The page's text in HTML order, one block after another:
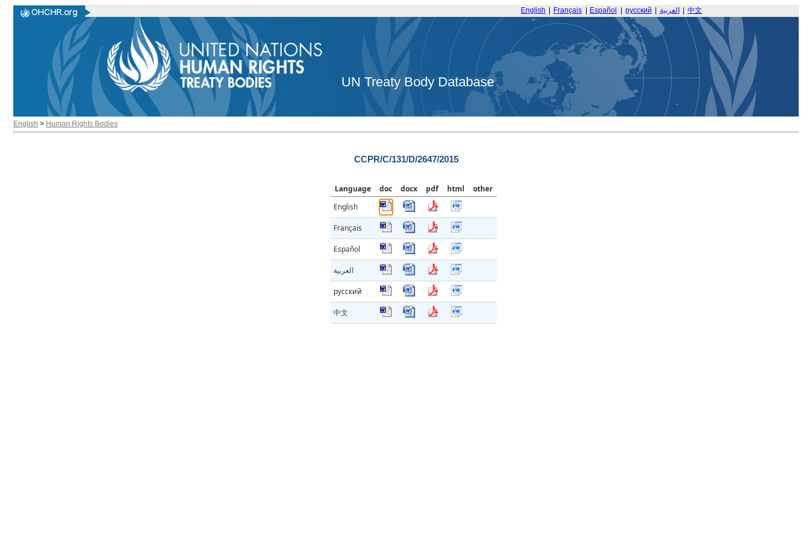
English Français Español русский العربية 中文
UN Treaty Body Database
English > Human Rights Bodies
CCPR/C/131/D/2647/2015
Language doc docx pdf html
other
English
Français
Español
العربية
русский
中文